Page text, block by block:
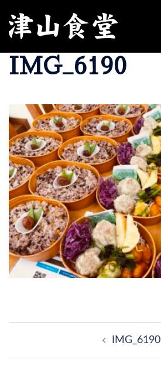
ン
ス
キ
ッ
プ
IMG_6190
IMG_6190